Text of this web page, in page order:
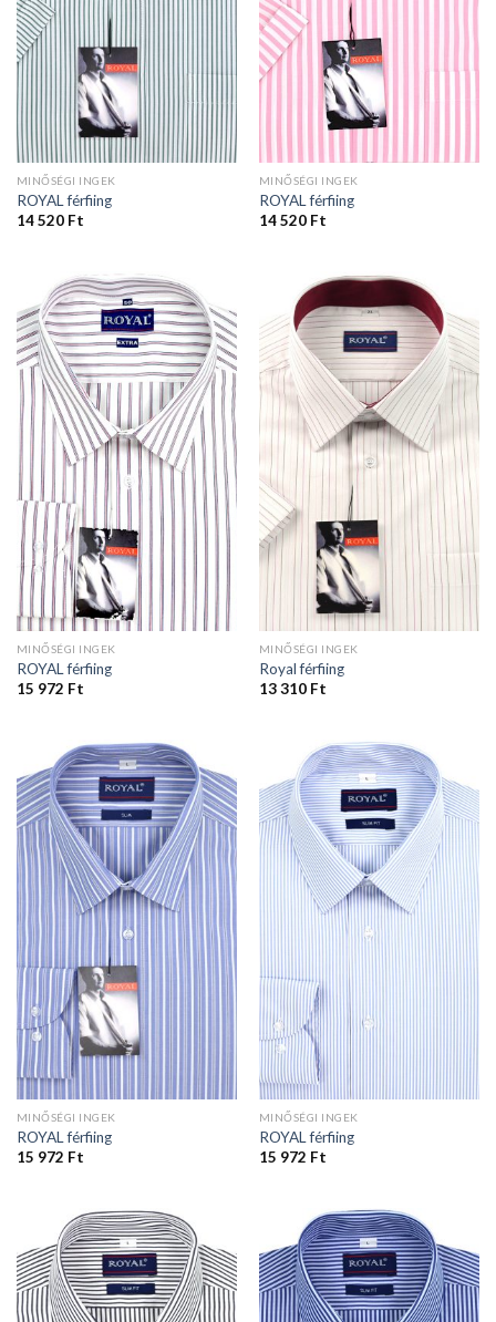
MINŐSÉGI INGEK
ROYAL férfiing
14 520 Ft
MINŐSÉGI INGEK
ROYAL férfiing
14 520 Ft
MINŐSÉGI INGEK
ROYAL férfiing
15 972 Ft
MINŐSÉGI INGEK
Royal férfiing
13 310 Ft
MINŐSÉGI INGEK
ROYAL férfiing
15 972 Ft
MINŐSÉGI INGEK
ROYAL férfiing
15 972 Ft